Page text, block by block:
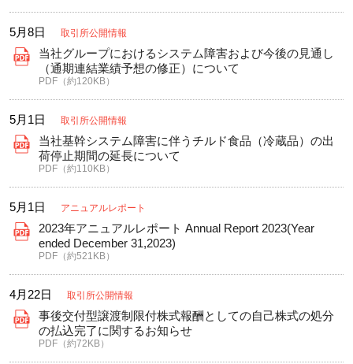
5月8日 取引所公開情報
当社グループにおけるシステム障害および今後の見通し
（通期連結業績予想の修正）について
PDF（約120KB）
5月1日 取引所公開情報
当社基幹システム障害に伴うチルド食品（冷蔵品）の出
荷停止期間の延長について
PDF（約110KB）
5月1日 アニュアルレポート
2023年アニュアルレポート Annual Report 2023(Year
ended December 31,2023)
PDF（約521KB）
4月22日 取引所公開情報
事後交付型譲渡制限付株式報酬としての自己株式の処分
の払込完了に関するお知らせ
PDF（約72KB）